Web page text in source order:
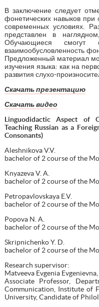
В заключение следует
фонетических навыков при
современных условиях.
представлен в
Обучающиеся смогут
взаимообусловленность
Предложенный материал
изучения языка: как на
развития слухо-
Скачать презентацию
Скачать видео
Linguodidactic Aspect of
Teaching Russian as a
Consonants)
Aleshnikova V.V.
bachelor of 2 course of the
Knyazeva V. A.
bachelor of 2 course of the
Petropavlovskaya E.V.
bachelor of 2 course of the
Popova N. A.
bachelor of 2 course of the
Skripnichenko Y. D.
bachelor of 2 course of the
Research supervisor:
Matveeva Evgenia Evgenievna,
Associate Professor,
Communication, Institute of
University, Candidate of